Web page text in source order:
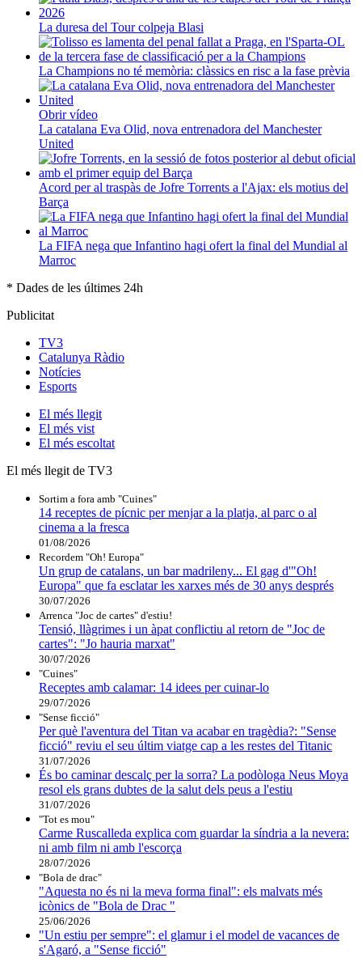
La duresa del Tour colpeja Blasi
La Champions no té memòria: clàssics en risc a la fase prèvia
Obrir vídeo
La catalana Eva Olid, nova entrenadora del Manchester
United
Acord per al traspàs de Jofre Torrents a l'Ajax: els motius del
Barça
La FIFA nega que Infantino hagi ofert la final del Mundial al
Marroc
* Dades de les últimes 24h
Publicitat
TV3
Catalunya Ràdio
Notícies
Esports
El més llegit
El més vist
El més escoltat
El més llegit de TV3
Sortim a fora amb "Cuines"
14 receptes de pícnic per menjar a la platja, al parc o al
cinema a la fresca
01/08/2026
Recordem "Oh! Europa"
Un grup de catalans, un bar madrileny... El gag d'"Oh!
Europa" que fa esclatar les xarxes més de 30 anys després
30/07/2026
Arrenca "Joc de cartes" d'estiu!
Tensió, llàgrimes i un àpat conflictiu al retorn de "Joc de
cartes": "Jo hauria marxat"
30/07/2026
"Cuines"
Receptes amb calamar: 14 idees per cuinar-lo
29/07/2026
"Sense ficció"
Per què l'aventura del Titan va acabar en tragèdia?: "Sense
ficció" reviu el seu últim viatge cap a les restes del Titanic
31/07/2026
És bo caminar descalç per la sorra? La podòloga Neus Moya
resol els grans dubtes de la salut dels peus a l'estiu
31/07/2026
"Tot es mou"
Carme Ruscalleda explica com guardar la síndria a la nevera:
ni amb film ni amb l'escorça
28/07/2026
"Bola de drac"
"Aquesta no és ni la meva forma final": els malvats més
icònics de "Bola de Drac "
25/06/2026
"Un estiu per sempre": el glamur i el model de vacances de
s'Agaró, a "Sense ficció"